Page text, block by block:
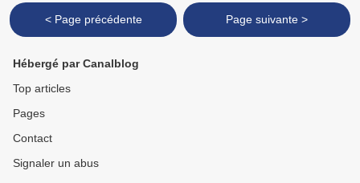
< Page précédente Page suivante >
Hébergé par Canalblog
Top articles
Pages
Contact
Signaler un abus